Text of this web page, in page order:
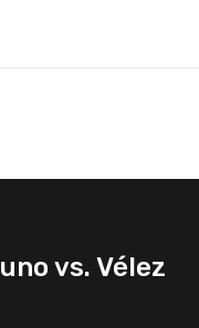
vs. Vélez